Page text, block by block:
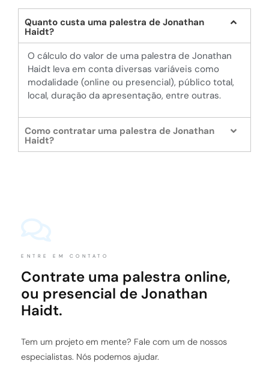
Quanto custa uma palestra de Jonathan
Haidt?
O cálculo do valor de uma palestra de Jonathan
Haidt leva em conta diversas variáveis como
modalidade (online ou presencial), público total,
local, duração da apresentação, entre outras.
Como contratar uma palestra de Jonathan
Haidt?
ENTRE EM CONTATO
Contrate uma palestra online,
ou presencial de Jonathan
Haidt.
Tem um projeto em mente? Fale com um de nossos
especialistas. Nós podemos ajudar.